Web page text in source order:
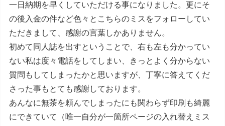
一日納期を早くしていただける事になりました。更にそ
の後入金の件など色々とこちらのミスをフォローしてい
ただきまして、感謝の言葉しかありません。
初めて同人誌を出すということで、右も左も分かってい
ない私は度々電話をしてしまい、きっとよく分からない
質問もしてしまったかと思いますが、丁寧に答えてくだ
さった事もとても感謝しております。
あんなに無茶を頼んでしまったにも関わらず印刷も綺麗
にできていて（唯一自分が一箇所ページの入れ替えミス